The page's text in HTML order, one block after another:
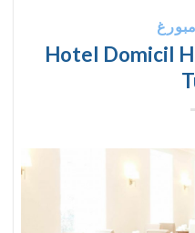
Hotel Domicil